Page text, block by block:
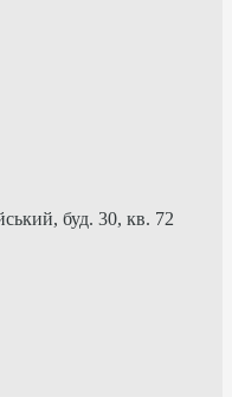
буд. 30, кв. 72